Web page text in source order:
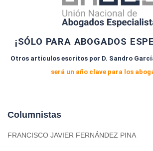
¡SÓLO PARA ABOGADOS
Otros artículos escritos por D. Sandro
será un año clave para los
Columnistas
FRANCISCO JAVIER FERNÁNDEZ PINA